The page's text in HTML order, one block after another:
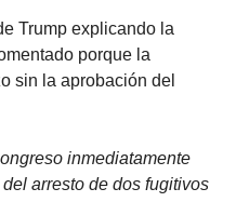
Trump explicando la
porque la
sin la aprobación del
inmediatamente
arresto de dos fugitivos